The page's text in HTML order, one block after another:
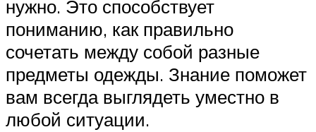
нужно. Это способствует
пониманию, как правильно
сочетать между собой разные
предметы одежды. Знание поможет
вам всегда выглядеть уместно в
любой ситуации.